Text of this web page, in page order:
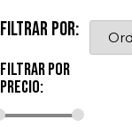
Filtrar por:
Filtrar por
precio: